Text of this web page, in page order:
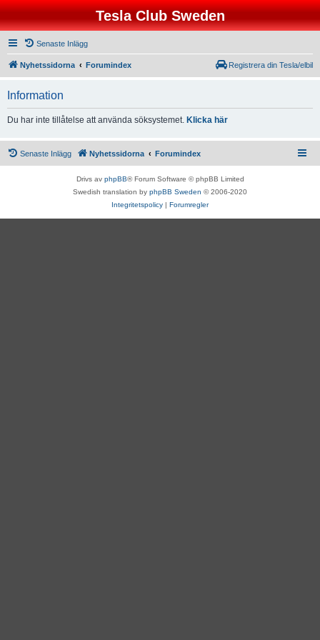
Tesla Club Sweden
Senaste Inlägg
Nyhetssidorna Forumindex Registrera din Tesla/elbil
Information
Du har inte tillåtelse att använda söksystemet. Klicka här
Senaste Inlägg Nyhetssidorna Forumindex
Drivs av phpBB® Forum Software © phpBB Limited
Swedish translation by phpBB Sweden © 2006-2020
Integritetspolicy | Forumregler